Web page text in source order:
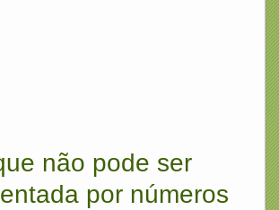
não pode ser
por números